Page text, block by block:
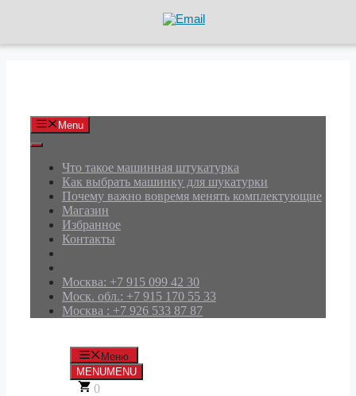
Menu
Что такое машинная штукатурка
Как выбрать машинку для шукатурки
Почему важно вовремя менять комплектующие
Магазин
Избранное
Контакты
Москва: +7 915 099 42 30
Моск. обл.: +7 915 170 55 33
Москва : +7 926 533 87 87
Меню
MENUMENU
0